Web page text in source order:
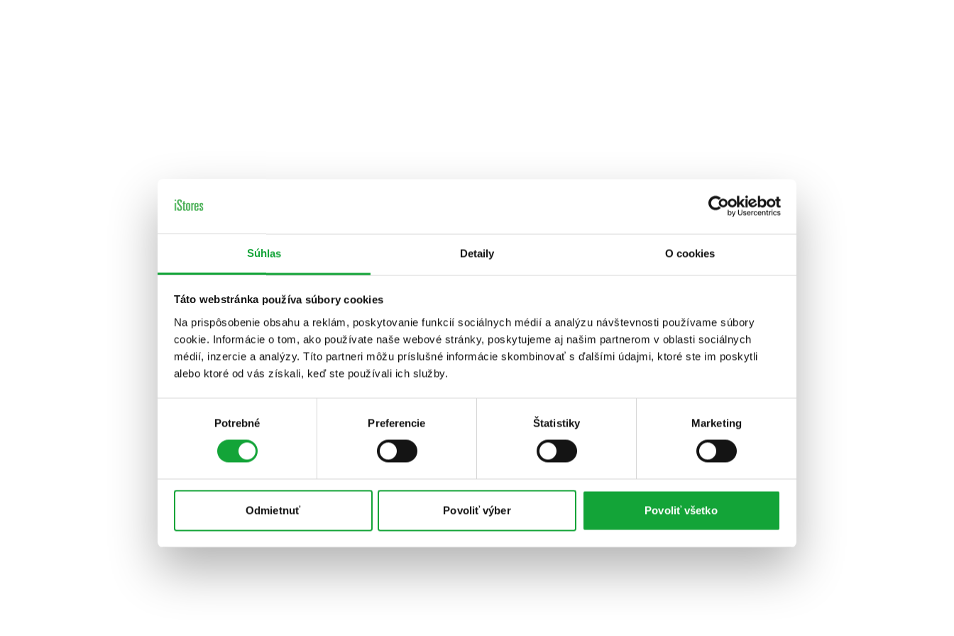
Súhlas Detaily O cookies
Táto webstránka používa súbory cookies
Na prispôsobenie obsahu a reklám, poskytovanie funkcií sociálnych médií a analýzu návštevnosti používame súbory
cookie. Informácie o tom, ako používate naše webové stránky, poskytujeme aj našim partnerom v oblasti sociálnych
médií, inzercie a analýzy. Títo partneri môžu príslušné informácie skombinovať s ďalšími údajmi, ktoré ste im poskytli
alebo ktoré od vás získali, keď ste používali ich služby.
Potrebné Preferencie Štatistiky Marketing
Odmietnuť Povoliť výber Povoliť všetko